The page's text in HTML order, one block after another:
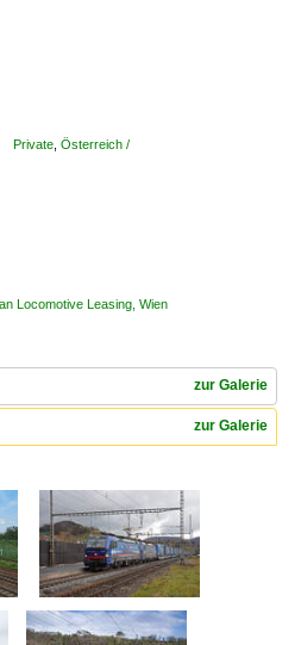
Private Österreich /
Locomotive Leasing, Wien
zur Galerie
zur Galerie